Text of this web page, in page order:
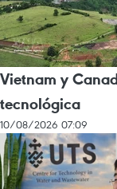
Vietnam y
tecnológica
10/08/2026 07:09